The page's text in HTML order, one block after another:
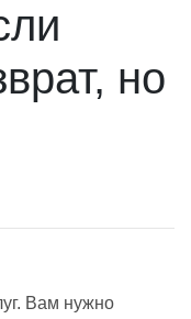
но
Вам нужно